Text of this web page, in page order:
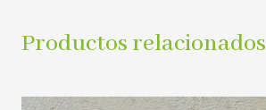
Productos relacionados